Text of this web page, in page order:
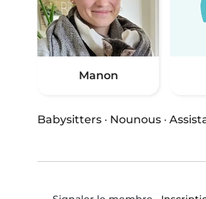
Manon
Babysitters · Nounous ·